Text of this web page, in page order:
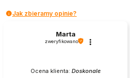
Jak zbieramy opinie?
Marta
zweryfikowano
Ocena klienta: Doskonale